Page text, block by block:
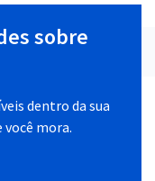
sobre
dentro da sua
você mora.